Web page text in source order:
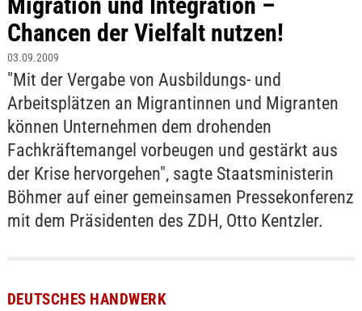
Chancen der Vielfalt nutzen!
03.09.2009
"Mit der Vergabe von Ausbildungs- und
Arbeitsplätzen an Migrantinnen und Migranten
können Unternehmen dem drohenden
Fachkräftemangel vorbeugen und gestärkt aus
der Krise hervorgehen", sagte Staatsministerin
Böhmer auf einer gemeinsamen Pressekonferenz
mit dem Präsidenten des ZDH, Otto Kentzler.
DEUTSCHES HANDWERK